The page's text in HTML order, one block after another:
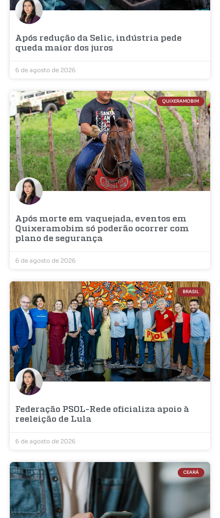
Após redução da Selic, indústria pede
queda maior dos juros
6 de agosto de 2026
QUIXERAMOBIM
Após morte em vaquejada, eventos em
Quixeramobim só poderão ocorrer com
plano de segurança
6 de agosto de 2026
BRASIL
Federação PSOL-Rede oficializa apoio à
reeleição de Lula
6 de agosto de 2026
CEARÁ